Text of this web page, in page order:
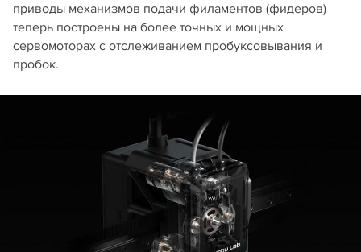
приводы механизмов подачи филаментов (фидеров)
теперь построены на более точных и мощных
сервомоторах с отслеживанием пробуксовывания и
пробок.